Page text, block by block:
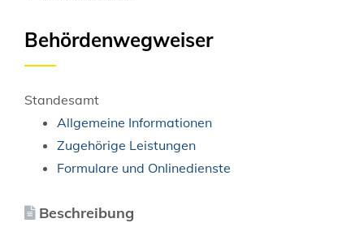
Behördenwegweiser
Standesamt
Allgemeine Informationen
Zugehörige Leistungen
Formulare und Onlinedienste
Beschreibung